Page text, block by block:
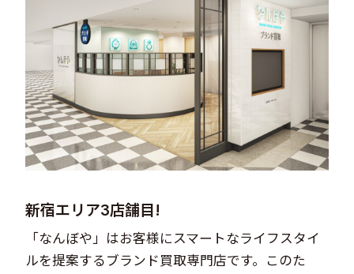
© Valuence Holdings Inc.
新宿エリア3店舗目!
「なんぼや」はお客様にスマートなライフスタイ
ルを提案するブランド買取専門店です。このた